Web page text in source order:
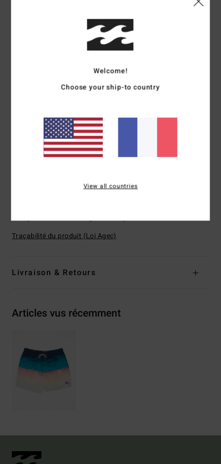
matière Recycler 4-way stretch
performance fabriquée à partir de bouteilles en PET
matière légère et rapide à sécher avec
revêtement micro repel déperlant
Poches latérales
Taille lasso élastique
Taille élastiquée
Poches :poches sur le côté
Composition100% Polyester recyclé
Traçabilité du produit (Loi Agec)
Livraison & Retours
Articles vus récemment
Welcome!
Choose your ship-to country
View all countries